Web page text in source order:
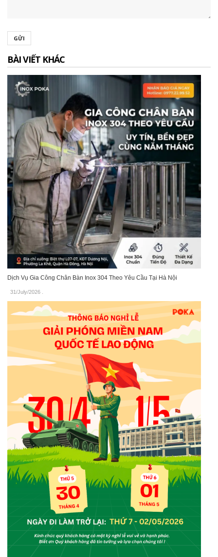
GỬI
BÀI VIẾT KHÁC
Dịch Vụ Gia Công Chân Bàn Inox 304 Theo Yêu Cầu Tại Hà Nội
31/July/2026